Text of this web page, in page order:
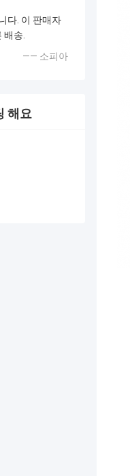
다. 이 판매자
배송.
—— 소피아
해요